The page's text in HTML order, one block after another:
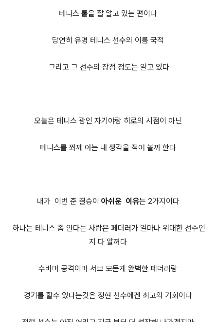
테니스 룰을 잘 알고 있는 편이다
당연히 유명 테니스 선수의 이름 국적
그리고 그 선수의 장점 정도는 알고 있다
오늘은 테니스 광인 자기야랑 히로의 시점이 아닌
테니스를 쬐께 아는 내 생각을 적어 볼까 한다
내가 이번 준 결승이 아쉬운 이유는 2가지이다
하나는 테니스 좀 안다는 사람은 페더러가 얼마나 위대한 선수인
지 다 알꺼다
수비며 공격이며 서브 모든게 완벽한 페더러랑
경기를 할수 있다는것은 정현 선수에겐 최고의 기회이다